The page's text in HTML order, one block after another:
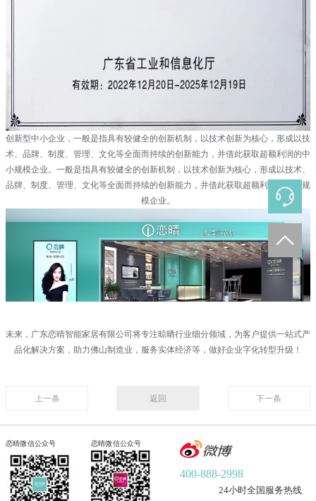
创新型中小企业，一般是指具有较健全的创新机制，以技术创新为核心，形成以技
术、品牌、制度、管理、文化等全面而持续的创新能力，并借此获取超额利润的中
小规模企业。一般是指具有较健全的创新机制，以技术创新为核心，形成以技术、
品牌、制度、管理、文化等全面而持续的创新能力，并借此获取超额利润的中小规
模企业。
未来，广东恋晴智能家居有限公司将专注晾晒行业细分领域，为客户提供一站式产
品化解决方案，助力佛山制造业，服务实体经济等，做好企业字化转型升级！
上一条 返回 下一条
恋晴微信公众号 恋晴微信公众号
400-888-2998
24小时全国服务热线